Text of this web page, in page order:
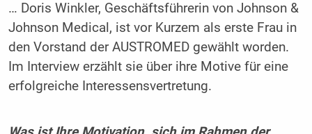
… Doris Winkler, Geschäftsführerin von Johnson &
Johnson Medical, ist vor Kurzem als erste Frau in
den Vorstand der AUSTROMED gewählt worden.
Im Interview erzählt sie über ihre Motive für eine
erfolgreiche Interessensvertretung.